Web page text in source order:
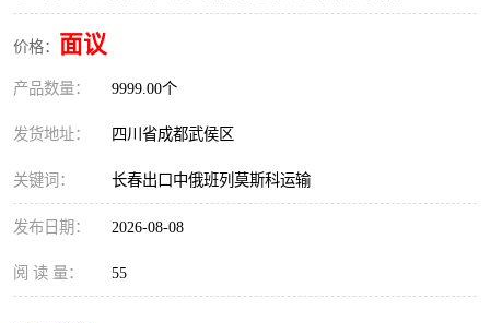
价格： 面议
产品数量： 9999.00个
发货地址： 四川省成都武侯区
关键词： 长春出口中俄班列莫斯科运输
发布日期： 2026-08-08
阅 读 量： 55